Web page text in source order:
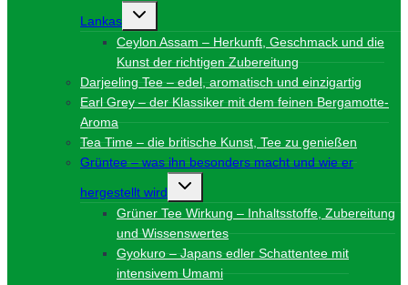
Lankas
Untermenü
Ceylon Assam – Herkunft, Geschmack und die
Kunst der richtigen Zubereitung
Darjeeling Tee – edel, aromatisch und einzigartig
Earl Grey – der Klassiker mit dem feinen Bergamotte-
Aroma
Tea Time – die britische Kunst, Tee zu genießen
Grüntee – was ihn besonders macht und wie er
hergestellt wird
Untermenü
Grüner Tee Wirkung – Inhaltsstoffe, Zubereitung
und Wissenswertes
Gyokuro – Japans edler Schattentee mit
intensivem Umami